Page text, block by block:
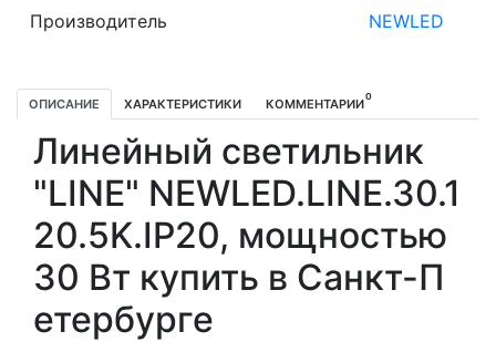
Производитель NEWLED
ОПИСАНИЕ ХАРАКТЕРИСТИКИ КОММЕНТАРИИ0
Линейный светильник
"LINE" NEWLED.LINE.30.1
20.5K.IP20, мощностью
30 Вт купить в Санкт-П
етербурге